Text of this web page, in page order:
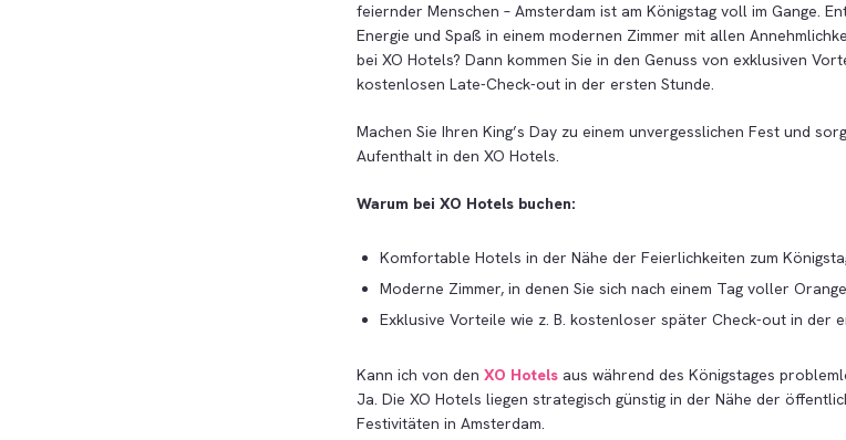
feiernder Menschen – Amsterdam ist am Königstag voll im Gange.
Energie und Spaß in einem modernen Zimmer mit allen
bei XO Hotels? Dann kommen Sie in den Genuss von exklusiven
kostenlosen Late-Check-out in der ersten Stunde.
Machen Sie Ihren King’s Day zu einem unvergesslichen Fest und
Aufenthalt in den XO Hotels.
Warum bei XO Hotels buchen:
Komfortable Hotels in der Nähe der Feierlichkeiten zum
Moderne Zimmer, in denen Sie sich nach einem Tag voller
Exklusive Vorteile wie z. B. kostenloser später Check-out in der
Kann ich von den XO Hotels aus während des Königstages
Ja. Die XO Hotels liegen strategisch günstig in der Nähe der
Festivitäten in Amsterdam.